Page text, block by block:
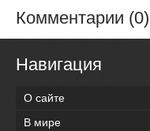
Комментарии (0)
Навигация
О сайте
В мире